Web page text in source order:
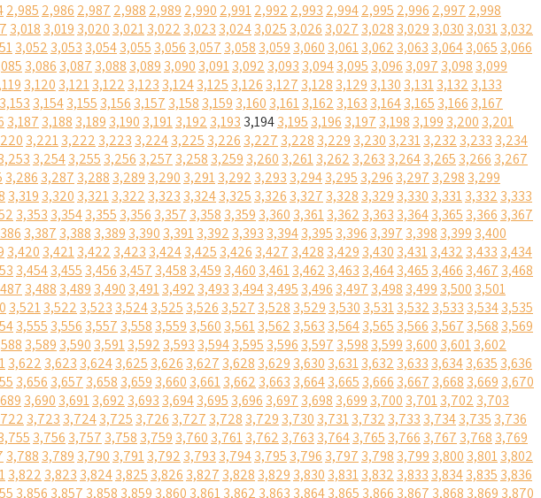
2,985 2,986 2,987 2,988 2,989 2,990 2,9912,992 2,993 2,9942,995 2,996 2,997 2,998
3,018 3,019 3,020 3,0213,022 3,023 3,0243,025 3,026 3,027 3,028 3,029 3,030 3,0313,032
3,052 3,053 3,0543,055 3,056 3,057 3,058 3,059 3,060 3,0613,062 3,063 3,0643,065 3,066
3,086 3,087 3,088 3,089 3,090 3,0913,092 3,093 3,0943,095 3,096 3,097 3,098 3,099
3,120 3,1213,122 3,123 3,1243,125 3,126 3,127 3,128 3,129 3,130 3,1313,132 3,133
3,153 3,1543,155 3,156 3,157 3,158 3,159 3,160 3,1613,162 3,163 3,1643,165 3,166 3,167
3,187 3,188 3,189 3,190 3,1913,192 3,193 3,1943,195 3,196 3,197 3,198 3,199 3,200 3,201
3,2213,222 3,223 3,2243,225 3,226 3,227 3,228 3,229 3,230 3,2313,232 3,233 3,234
3,2543,255 3,256 3,257 3,258 3,259 3,260 3,2613,262 3,263 3,2643,265 3,266 3,267
3,286 3,287 3,288 3,289 3,290 3,2913,292 3,293 3,2943,295 3,296 3,297 3,298 3,299
3,319 3,320 3,3213,322 3,323 3,3243,325 3,326 3,327 3,328 3,329 3,330 3,3313,332 3,333
3,353 3,3543,355 3,356 3,357 3,358 3,359 3,360 3,3613,362 3,363 3,3643,365 3,366 3,367
3,387 3,388 3,389 3,390 3,3913,392 3,393 3,3943,395 3,396 3,397 3,398 3,399 3,400
3,420 3,4213,422 3,423 3,4243,425 3,426 3,427 3,428 3,429 3,430 3,4313,432 3,433 3,434
3,4543,455 3,456 3,457 3,458 3,459 3,460 3,4613,462 3,463 3,4643,465 3,466 3,467 3,468
3,488 3,489 3,490 3,4913,492 3,493 3,4943,495 3,496 3,497 3,498 3,499 3,500 3,501
3,5213,522 3,523 3,5243,525 3,526 3,527 3,528 3,529 3,530 3,5313,532 3,533 3,5343,535
3,555 3,556 3,557 3,558 3,559 3,560 3,5613,562 3,563 3,5643,565 3,566 3,567 3,568 3,569
3,589 3,590 3,5913,592 3,593 3,5943,595 3,596 3,597 3,598 3,599 3,600 3,6013,602
3,622 3,623 3,6243,625 3,626 3,627 3,628 3,629 3,630 3,6313,632 3,633 3,6343,635 3,636
3,656 3,657 3,658 3,659 3,660 3,6613,662 3,663 3,6643,665 3,666 3,667 3,668 3,669 3,670
3,690 3,6913,692 3,693 3,6943,695 3,696 3,697 3,698 3,699 3,700 3,7013,702 3,703
3,723 3,7243,725 3,726 3,727 3,728 3,729 3,730 3,7313,732 3,733 3,7343,735 3,736
3,756 3,757 3,758 3,759 3,760 3,7613,762 3,763 3,7643,765 3,766 3,767 3,768 3,769
3,788 3,789 3,790 3,7913,792 3,793 3,7943,795 3,796 3,797 3,798 3,799 3,800 3,8013,802
3,822 3,823 3,8243,825 3,826 3,827 3,828 3,829 3,830 3,8313,832 3,833 3,8343,835 3,836
3,856 3,857 3,858 3,859 3,860 3,8613,862 3,863 3,8643,865 3,866 3,867 3,868 3,869 3,870